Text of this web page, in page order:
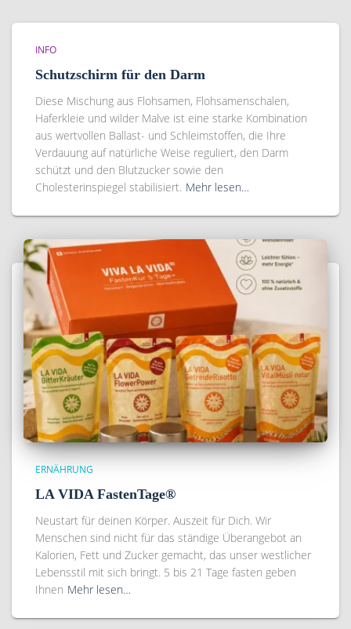
INFO
Schutzschirm für den Darm
Diese Mischung aus Flohsamen, Flohsamenschalen,
Haferkleie und wilder Malve ist eine starke Kombination
aus wertvollen Ballast- und Schleimstoffen, die Ihre
Verdauung auf natürliche Weise reguliert, den Darm
schützt und den Blutzucker sowie den
Cholesterinspiegel stabilisiert. Mehr lesen…
ERNÄHRUNG
LA VIDA FastenTage®
Neustart für deinen Körper. Auszeit für Dich. Wir
Menschen sind nicht für das ständige Überangebot an
Kalorien, Fett und Zucker gemacht, das unser westlicher
Lebensstil mit sich bringt. 5 bis 21 Tage fasten geben
Ihnen Mehr lesen…